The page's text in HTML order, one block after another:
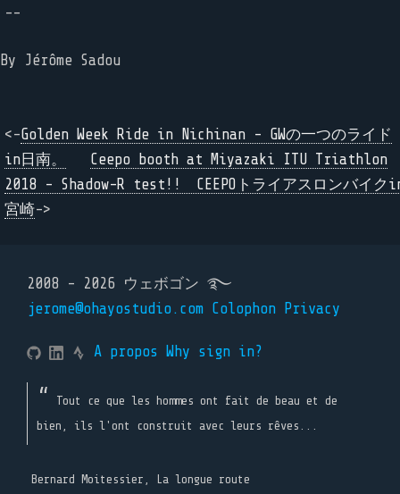
--
By Jérôme Sadou
<-Golden Week Ride in Nichinan - GWの一つのライド
in日南。
Ceepo booth at Miyazaki ITU Triathlon
2018 - Shadow-R test!! CEEPOトライアスロンバイク
宮崎->
2008 - 2026 ウェボゴン ࿐
jerome@ohayostudio.com Colophon Privacy
A propos Why sign in?
Tout ce que les hommes ont fait de beau et de
bien, ils l'ont construit avec leurs rêves...
Bernard Moitessier, La longue route